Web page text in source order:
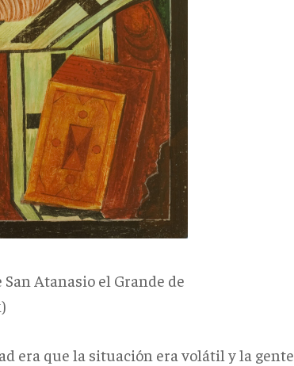
Atanasio el Grande de
era que la situación era volátil y la gente